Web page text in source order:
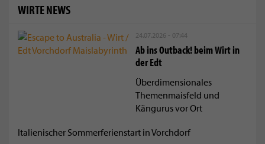
WIRTE NEWS
24.07.2026 - 07:44
Ab ins Outback! beim Wirt in
der Edt
Überdimensionales
Themenmaisfeld und
Kängurus vor Ort
Italienischer Sommerferienstart in Vorchdorf